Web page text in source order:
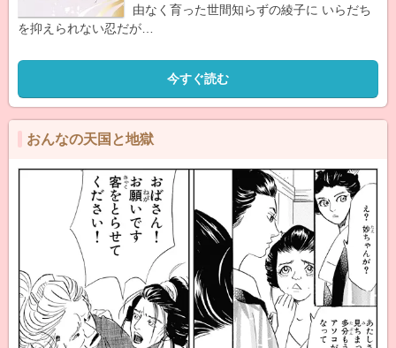
由なく育った世間知らずの綾子に いらだち
を抑えられない忍だが…
今すぐ読む
おんなの天国と地獄